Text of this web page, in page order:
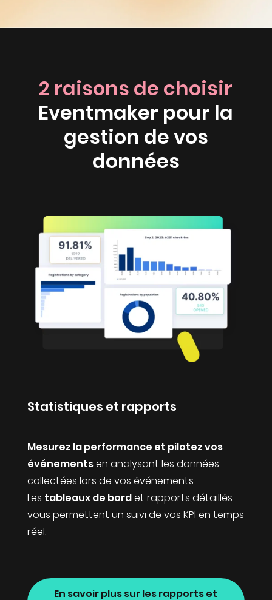
2 raisons de choisir
Eventmaker pour la
gestion de vos
données
Statistiques et rapports
Mesurez la performance et pilotez vos
événementsen analysant les données
collectées lors de vos événements.
Les tableaux de bordet rapports détaillés
vous permettent un suivi de vos KPI en temps
réel.
En savoir plus sur les rapports et